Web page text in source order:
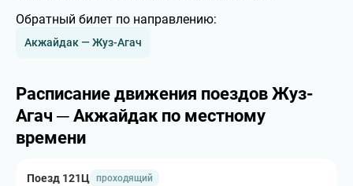
Обратный билет по направлению:
Акжайдак — Жуз-Агач
Расписание движения поездов Жуз-
Агач ─ Акжайдак по местному
времени
Поезд 121Ц проходящий